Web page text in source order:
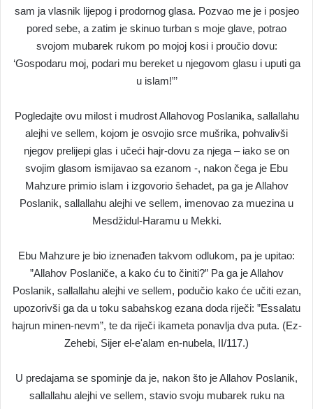
sam ja vlasnik lijepog i prodornog glasa. Pozvao me je i posjeo
pored sebe, a zatim je skinuo turban s moje glave, potrao
svojom mubarek rukom po mojoj kosi i proučio dovu:
‘Gospodaru moj, podari mu bereket u njegovom glasu i uputi ga
u islam!”’
Pogledajte ovu milost i mudrost Allahovog Poslanika, sallallahu
alejhi ve sellem, kojom je osvojio srce mušrika, pohvalivši
njegov prelijepi glas i učeći hajr-dovu za njega – iako se on
svojim glasom ismijavao sa ezanom -, nakon čega je Ebu
Mahzure primio islam i izgovorio šehadet, pa ga je Allahov
Poslanik, sallallahu alejhi ve sellem, imenovao za muezina u
Mesdžidul-Haramu u Mekki.
Ebu Mahzure je bio iznenađen takvom odlukom, pa je upitao:
”Allahov Poslaniče, a kako ću to činiti?” Pa ga je Allahov
Poslanik, sallallahu alejhi ve sellem, podučio kako će učiti ezan,
upozorivši ga da u toku sabahskog ezana doda riječi: ”Essalatu
hajrun minen-nevm”, te da riječi ikameta ponavlja dva puta. (Ez-
Zehebi, Sijer el-e'alam en-nubela, II/117.)
U predajama se spominje da je, nakon što je Allahov Poslanik,
sallallahu alejhi ve sellem, stavio svoju mubarek ruku na